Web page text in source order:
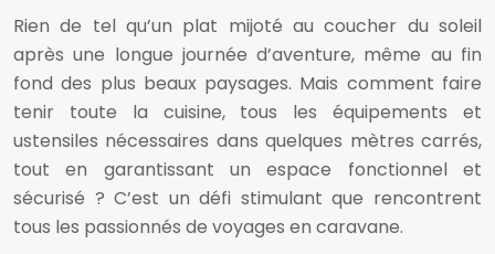
Rien de tel qu’un plat mijoté au coucher du soleil
après une longue journée d’aventure, même au fin
fond des plus beaux paysages. Mais comment faire
tenir toute la cuisine, tous les équipements et
ustensiles nécessaires dans quelques mètres carrés,
tout en garantissant un espace fonctionnel et
sécurisé ? C’est un défi stimulant que rencontrent
tous les passionnés de voyages en caravane.